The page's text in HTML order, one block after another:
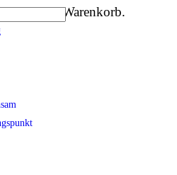
im Warenkorb.